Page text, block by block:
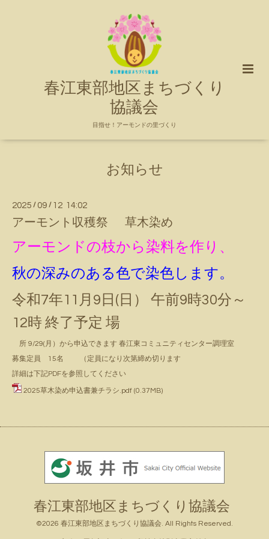
春江東部地区まちづくり
協議会
目指せ！アーモンドの里づくり
お知らせ
2025 / 09 / 12 14:02
アーモント収穫祭 草木染め
アーモンドの枝から染料を作り、
秋の深みのある色で染色します。
令和7年11月9日(日） 午前9時30分～
12時 終了予定 場
所 9/29(月）から申込できます 春江東コミュニティセンター調理室
募集定員 15名 （定員になり次第締め切ります
詳細は下記PDFを参照してください
2025草木染め申込書兼チラシ.pdf (0.37MB)
春江東部地区まちづくり協議会
©2026 春江東部地区まちづくり協議会. All Rights Reserved.